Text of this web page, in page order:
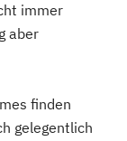
immer
aber
finden
gelegentlich